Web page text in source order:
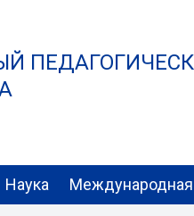
Наука Международная